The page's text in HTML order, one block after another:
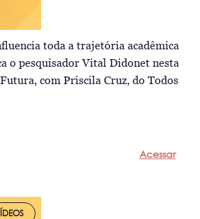
toda a trajetória acadêmica
o pesquisador Vital Didonet nesta
com Priscila Cruz, do Todos
Acessar